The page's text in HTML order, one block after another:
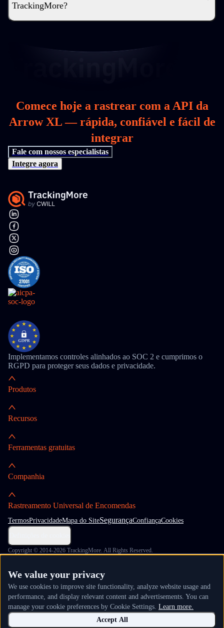
TrackingMore?
Comece hoje a rastrear com a API da
Arrow XL — rápida, confiável e fácil de
integrar
Fale com nossos especialistas
Integre agora
Implementamos controles alinhados ao SOC 2 e cumprimos o
RGPD para proteger seus dados e privacidade.
Produtos
Recursos
Ferramentas gratuitas
Companhia
Rastreamento Universal de Encomendas
TermosPrivacidadeMapa do SiteSegurançaConfiançaCookies
Copyright © 2014-2026 TrackingMore. All Rights Reserved.
We value your privacy
We use cookies to improve site functionality, analyze website usage and
performance, and display relevant content and advertisements. You can
manage your cookie preferences by Cookie Settings. Learn more.
Accept All